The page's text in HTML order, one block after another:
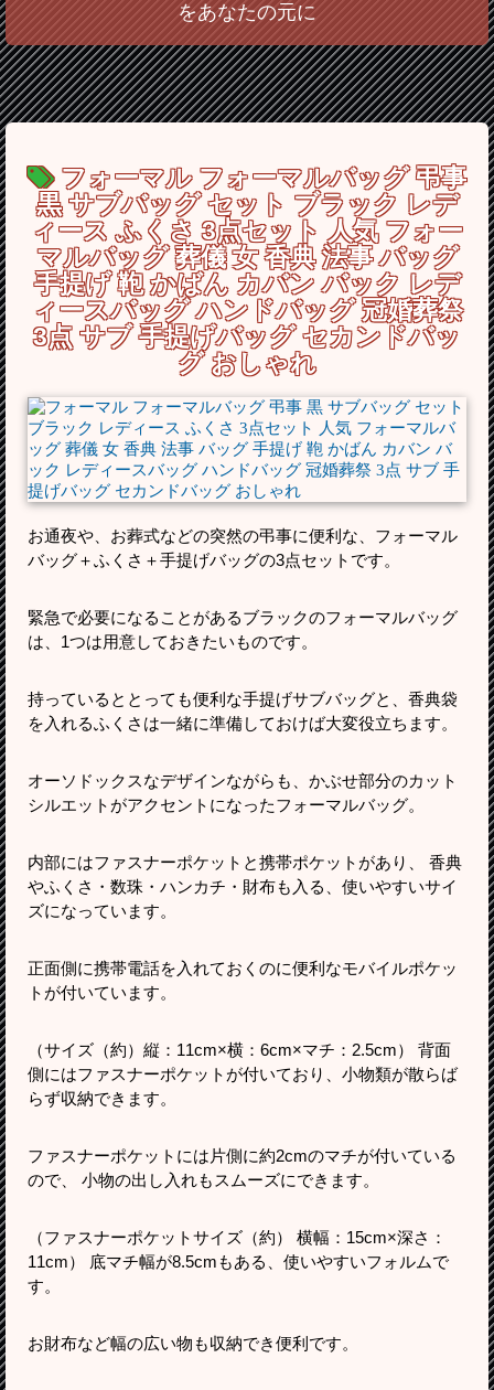
をあなたの元に
フォーマル フォーマルバッグ 弔事
黒 サブバッグ セット ブラック レデ
ィース ふくさ 3点セット 人気 フォー
マルバッグ 葬儀 女 香典 法事 バッグ
手提げ 鞄 かばん カバン バック レデ
ィースバッグ ハンドバッグ 冠婚葬祭
3点 サブ 手提げバッグ セカンドバッ
グ おしゃれ
お通夜や、お葬式などの突然の弔事に便利な、フォーマル
バッグ＋ふくさ＋手提げバッグの3点セットです。
緊急で必要になることがあるブラックのフォーマルバッグ
は、1つは用意しておきたいものです。
持っているととっても便利な手提げサブバッグと、香典袋
を入れるふくさは一緒に準備しておけば大変役立ちます。
オーソドックスなデザインながらも、かぶせ部分のカット
シルエットがアクセントになったフォーマルバッグ。
内部にはファスナーポケットと携帯ポケットがあり、 香典
やふくさ・数珠・ハンカチ・財布も入る、使いやすいサイ
ズになっています。
正面側に携帯電話を入れておくのに便利なモバイルポケッ
トが付いています。
（サイズ（約）縦：11cm×横：6cm×マチ：2.5cm） 背面
側にはファスナーポケットが付いており、小物類が散らば
らず収納できます。
ファスナーポケットには片側に約2cmのマチが付いている
ので、 小物の出し入れもスムーズにできます。
（ファスナーポケットサイズ（約） 横幅：15cm×深さ：
11cm） 底マチ幅が8.5cmもある、使いやすいフォルムで
す。
お財布など幅の広い物も収納でき便利です。